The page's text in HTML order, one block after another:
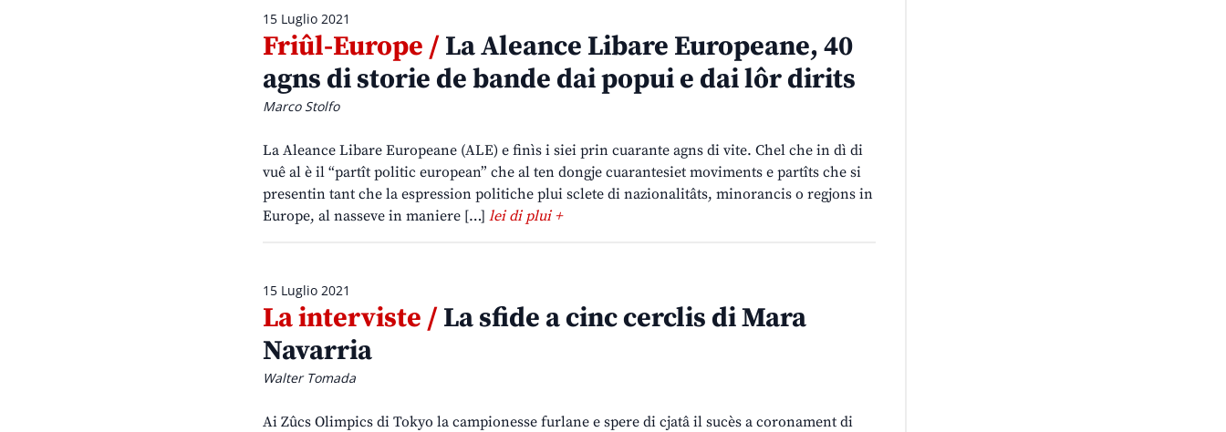
15 Luglio 2021
Friûl-Europe /La Aleance Libare Europeane, 40
agns di storie de bande dai popui e dai lôr dirits
Marco Stolfo
La Aleance Libare Europeane (ALE) e finìs i siei prin cuarante agns di vite. Chel che in dì di
vuê al è il “partît politic european” che al ten dongje cuarantesiet moviments e partîts che si
presentin tant che la espression politiche plui sclete di nazionalitâts, minorancis o regjons in
Europe, al nasseve in maniere […] lei di plui +
15 Luglio 2021
La interviste /La sfide a cinc cerclis di Mara
Navarria
Walter Tomada
Ai Zûcs Olimpics di Tokyo la campionesse furlane e spere di cjatâ il sucès a coronament di